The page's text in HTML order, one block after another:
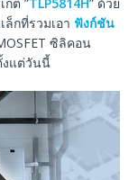
กต ”TLP5814H” ด้วย
ล็กที่รวมเอา ฟังก์ชัน
ซิลิคอน
งแต่วันนี้